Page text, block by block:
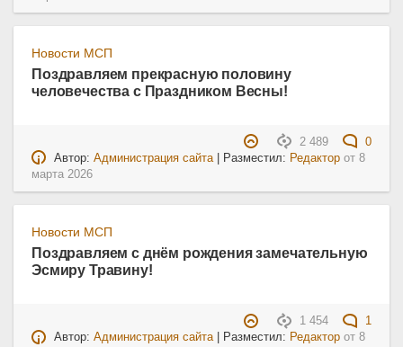
Новости МСП
Поздравляем прекрасную половину
человечества с Праздником Весны!
2 489
0
Автор:Администрация сайта| Разместил: Редактор от8
марта 2026
Новости МСП
Поздравляем с днём рождения замечательную
Эсмиру Травину!
1 454
1
Автор:Администрация сайта| Разместил: Редактор от8